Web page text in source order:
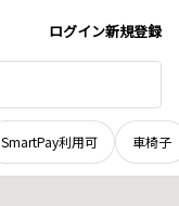
ログイン新規登録
SmartPay利用可 車椅子